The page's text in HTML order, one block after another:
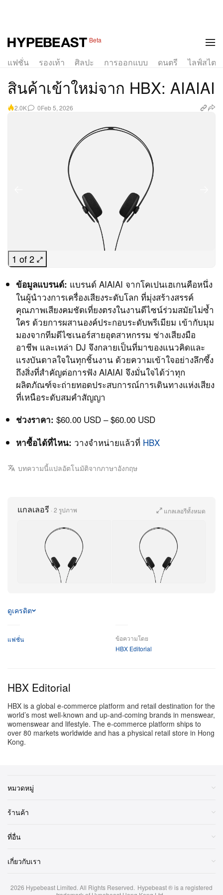
Beta
แฟชั่น รองเท้า ศิลปะ การออกแบบ ดนตรี ไลฟ์สไตล์
สินค้าเข้าใหม่จาก HBX: AIAIAI
2.0K 0Feb 5, 2026
1 of 2
ข้อมูลแบรนด์: แบรนด์ AIAIAI จากโคเปนเฮเกนคือหนึ่ง
ในผู้นำวงการเครื่องเสียงระดับโลก ที่มุ่งสร้างสรรค์
คุณภาพเสียงคมชัดเที่ยงตรงในงานดีไซน์ร่วมสมัยไม่ซ้ำ
ใคร ด้วยการผสานองค์ประกอบระดับพรีเมียม เข้ากับมุม
มองจากทีมดีไซเนอร์สายอุตสาหกรรม ช่างเสียงมือ
อาชีพ และเหล่า DJ จึงกลายเป็นที่มาของแนวคิดและ
แรงบันดาลใจในทุกชิ้นงาน ด้วยความเข้าใจอย่างลึกซึ้ง
ถึงสิ่งที่สำคัญต่อการฟัง AIAIAI จึงมั่นใจได้ว่าทุก
ผลิตภัณฑ์จะถ่ายทอดประสบการณ์การเดินทางแห่งเสียง
ที่เหนือระดับสมคำสัญญา
ช่วงราคา: $60.00 USD – $60.00 USD
หาซื้อได้ที่ไหน: วางจำหน่ายแล้วที่ HBX
บทความนี้แปลอัตโนมัติจากภาษาอังกฤษ
แกลเลอรี · 2 รูปภาพ แกลเลอรีทั้งหมด
ดูเครดิต
แฟชั่น
ข้อความโดย
HBX Editorial
HBX Editorial
HBX is a global e-commerce platform and retail destination for the
world’s most well-known and up-and-coming brands in menswear,
womenswear and lifestyle. The e-commerce platform ships to
over 80 markets worldwide and has a physical retail store in Hong
Kong.
หมวดหมู่
ร้านค้า
ที่อื่น
เกี่ยวกับเรา
2026 Hypebeast Limited. All Rights Reserved. Hypebeast ® is a registered